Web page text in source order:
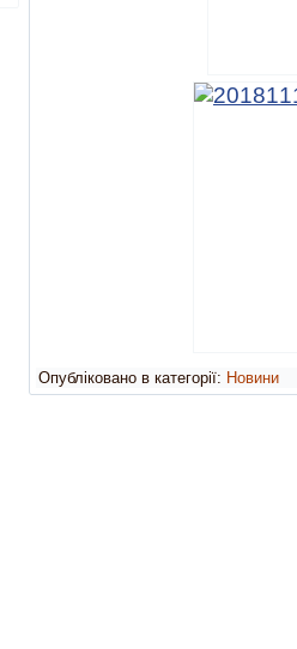
Опубліковано в категорії: Новини